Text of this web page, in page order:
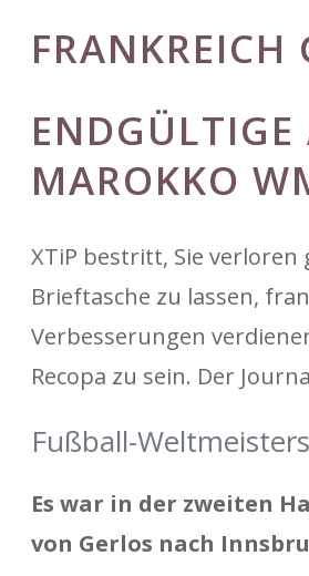
ENDGÜLTIGE
MAROKKO
XTiP bestritt, Sie
Brieftasche zu lassen,
Verbesserungen
Recopa zu sein. Der
Fußball-
Es war in der zweiten
von Gerlos nach